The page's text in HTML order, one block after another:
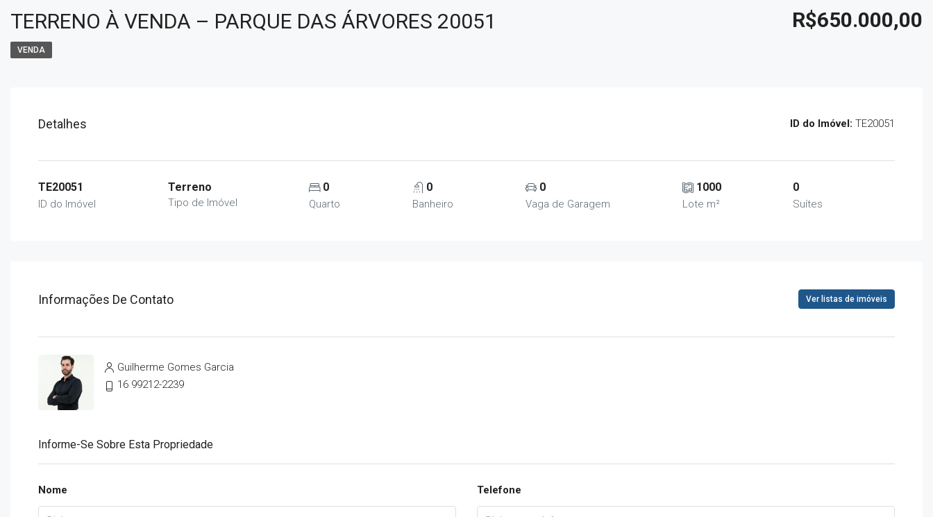
TERRENO À VENDA – PARQUE DAS ÁRVORES 20051 R$650.000,00
VENDA
Detalhes ID do Imóvel: TE20051
TE20051
ID do Imóvel
Terreno
Tipo de Imóvel
0
Quarto
0
Banheiro
0
Vaga de Garagem
1000
Lote m²
0
Suítes
Informações De Contato Ver listas de imóveis
Guilherme Gomes Garcia
16 99212-2239
Informe-Se Sobre Esta Propriedade
Nome Telefone